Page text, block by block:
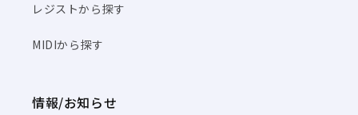
レジストから探す
MIDIから探す
情報/お知らせ